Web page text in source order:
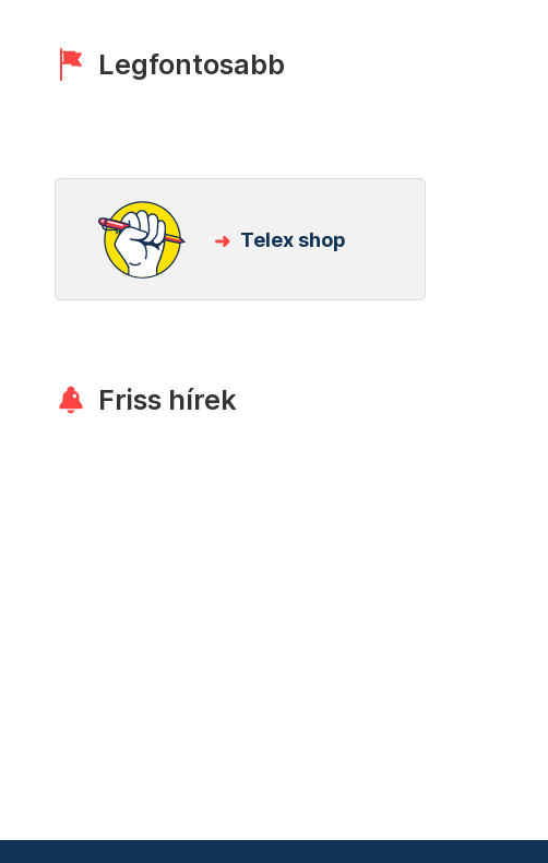
Legfontosabb
Telex shop
Friss hírek